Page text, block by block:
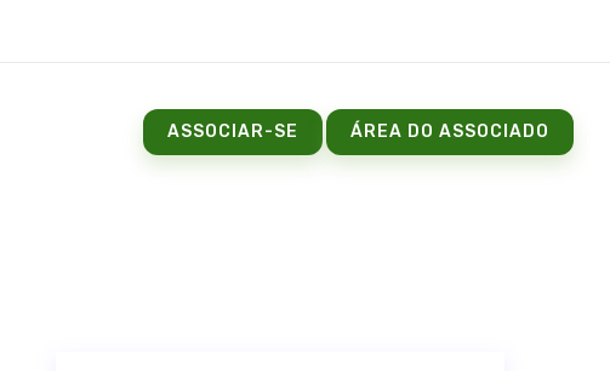
ASSOCIAR-SE ÁREA DO ASSOCIADO